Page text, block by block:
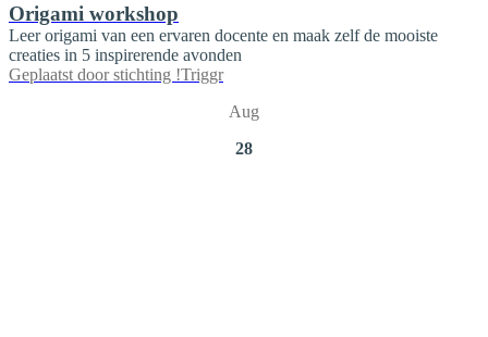
Origami workshop
Leer origami van een ervaren docente en maak zelf de mooiste
creaties in 5 inspirerende avonden
Geplaatst door stichting !Triggr
Aug
28